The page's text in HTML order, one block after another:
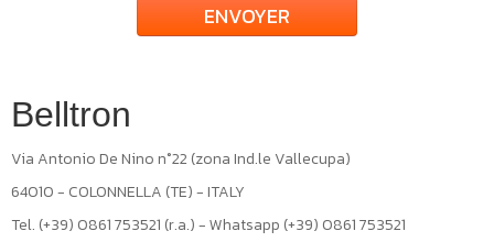
ENVOYER
Belltron
Via Antonio De Nino n°22 (zona Ind.le Vallecupa)
64010 - COLONNELLA (TE) - ITALY
Tel. (+39) 0861 753521 (r.a.) - Whatsapp (+39) 0861 753521